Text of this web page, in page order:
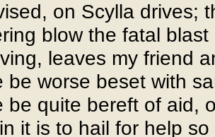
on Scylla drives;
blow the fatal
leaves my friend
be worse beset with
be quite bereft of aid,
it is to hail for help